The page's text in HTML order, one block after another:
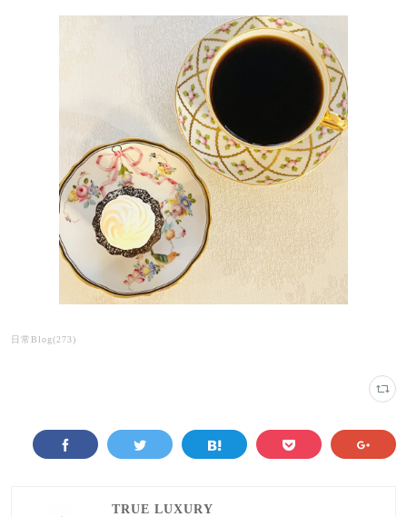
日常Blog(273)
TRUE LUXURY